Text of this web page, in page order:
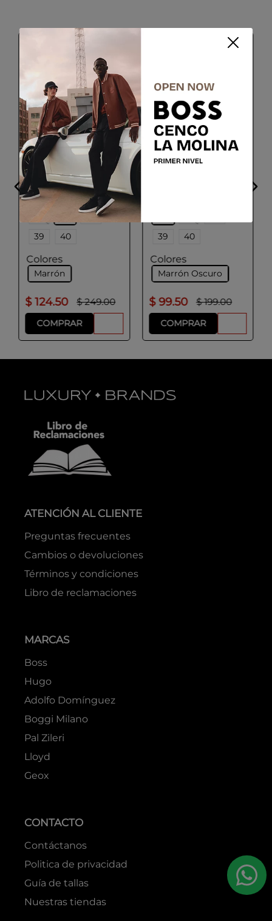
GEOX
D SPHERICA 4X4 B
ABX B
Talla
38
39
40
Colores
Marrón
$ 124.50 $ 249.00
COMPRAR
GEOX
39
40
Colores
Marrón Oscuro
$ 99.50 $ 199.00
COMPRAR
ATENCIÓN AL CLIENTE
Preguntas frecuentes
Cambios o devoluciones
Términos y condiciones
Libro de reclamaciones
MARCAS
Boss
Hugo
Adolfo Domínguez
Boggi Milano
Pal Zileri
Lloyd
Geox
CONTACTO
Contáctanos
Politica de privacidad
Guía de tallas
Nuestras tiendas